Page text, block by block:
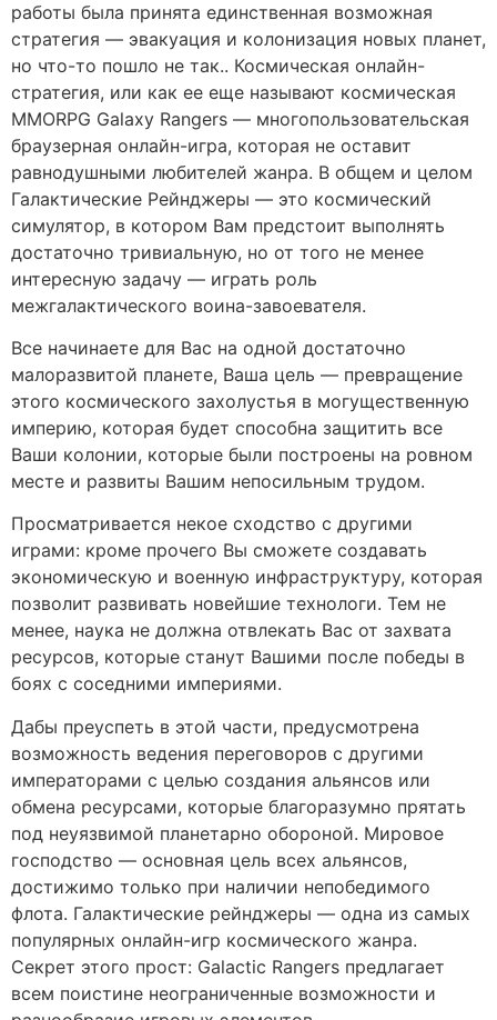
работы была принята единственная возможная
стратегия — эвакуация и колонизация новых планет,
но что-то пошло не так.. Космическая онлайн-
стратегия, или как ее еще называют космическая
MMORPG Galaxy Rangers — многопользовательская
браузерная онлайн-игра, которая не оставит
равнодушными любителей жанра. В общем и целом
Галактические Рейнджеры — это космический
симулятор, в котором Вам предстоит выполнять
достаточно тривиальную, но от того не менее
интересную задачу — играть роль
межгалактического воина-завоевателя.
Все начинаете для Вас на одной достаточно
малоразвитой планете, Ваша цель — превращение
этого космического захолустья в могущественную
империю, которая будет способна защитить все
Ваши колонии, которые были построены на ровном
месте и развиты Вашим непосильным трудом.
Просматривается некое сходство с другими
играми: кроме прочего Вы сможете создавать
экономическую и военную инфраструктуру, которая
позволит развивать новейшие технологи. Тем не
менее, наука не должна отвлекать Вас от захвата
ресурсов, которые станут Вашими после победы в
боях с соседними империями.
Дабы преуспеть в этой части, предусмотрена
возможность ведения переговоров с другими
императорами с целью создания альянсов или
обмена ресурсами, которые благоразумно прятать
под неуязвимой планетарно обороной. Мировое
господство — основная цель всех альянсов,
достижимо только при наличии непобедимого
флота. Галактические рейнджеры — одна из самых
популярных онлайн-игр космического жанра.
Секрет этого прост: Galactic Rangers предлагает
всем поистине неограниченные возможности и